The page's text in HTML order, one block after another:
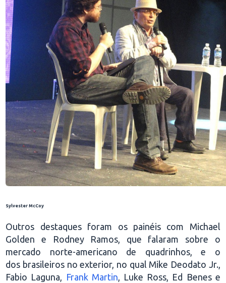
Sylvester McCoy
Outros destaques foram os painéis com Michael
Golden e Rodney Ramos, que falaram sobre o
mercado norte-americano de quadrinhos, e o
dos brasileiros no exterior, no qual Mike Deodato Jr.,
Fabio Laguna,
Frank Martin , Luke Ross, Ed Benes e